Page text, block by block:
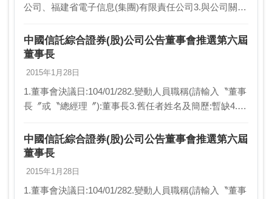
公司、福建省電子信息(集團)有限責任公司3.與公司關
不適用):與大陸公…
中國信託綜合證券(股)公司公告董事會推選第六屆
董事長
2015年1月28日
1.董事會決議日:104/01/282.變動人員職稱(請輸入〝董事
長〞或〝總經理〞):董事長3.舊任者姓名及簡歷:暫缺4.新
事5.異動原因:新任…
中國信託綜合證券(股)公司公告董事會推選第六屆
董事長
2015年1月28日
1.董事會決議日:104/01/282.變動人員職稱(請輸入〝董事